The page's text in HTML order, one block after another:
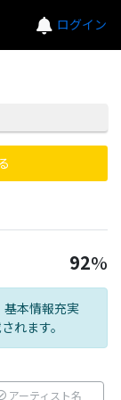
ログイン
92%
基本情報充実
れます。
アーティスト名